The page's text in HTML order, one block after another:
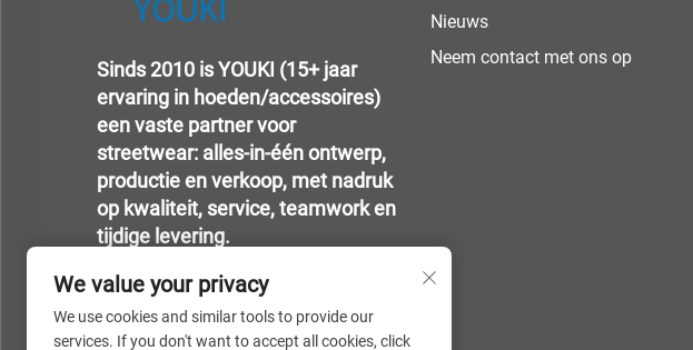
Sinds 2010 is YOUKI (15+ jaar
ervaring in hoeden/accessoires)
een vaste partner voor
streetwear: alles-in-één ontwerp,
productie en verkoop, met nadruk
op kwaliteit, service, teamwork en
tijdige levering.
Nieuws
Neem contact met ons op
We value your privacy
We use cookies and similar tools to provide our
services. If you don't want to accept all cookies, click